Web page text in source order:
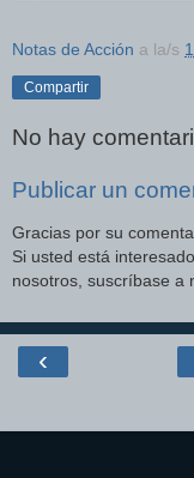
Notas de Acción a la/s
Compartir
No hay
Publicar un
Gracias por su
Si usted está
nosotros, suscríbase a
‹